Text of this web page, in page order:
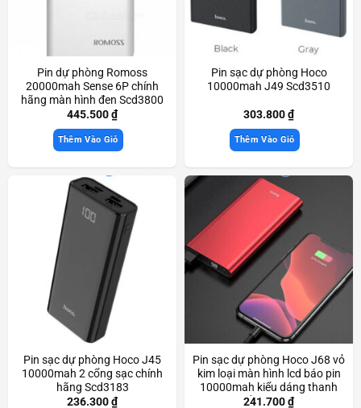
Pin dự phòng Romoss
20000mah Sense 6P chính
hãng màn hình đen Scd3800
445.500₫
Thêm Vào Giỏ
Pin sạc dự phòng Hoco
10000mah J49 Scd3510
303.800₫
Thêm Vào Giỏ
Pin sạc dự phòng Hoco J45
10000mah 2 cổng sạc chính
hãng Scd3183
236.300₫
Pin sạc dự phòng Hoco J68 vỏ
kim loại màn hình lcd báo pin
10000mah kiểu dáng thanh
lịch nhỏ gọn Scd3759
241.700₫